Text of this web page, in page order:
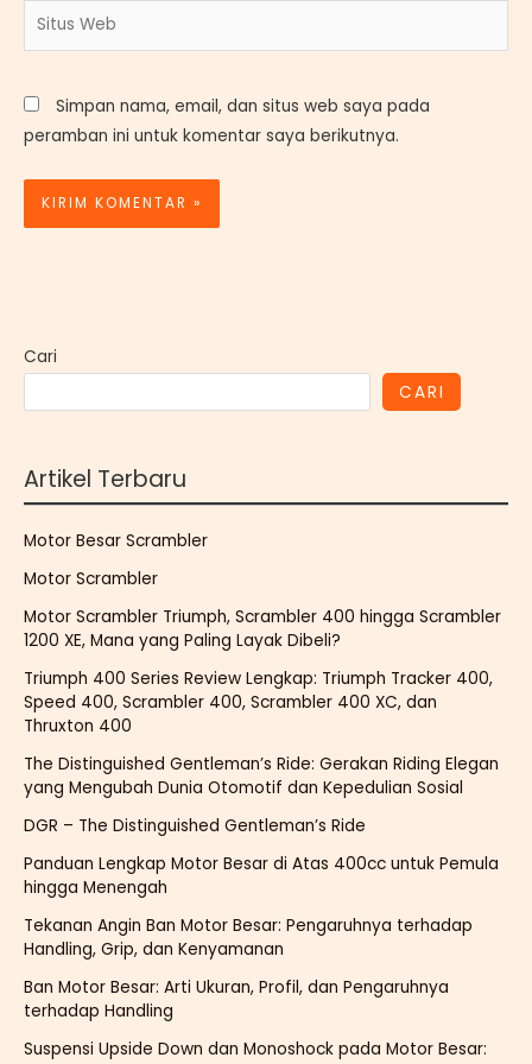
Situs
Simpan nama, email, dan situs web saya pada
peramban ini untuk komentar saya berikutnya.
Cari
CARI
Artikel Terbaru
Motor Besar Scrambler
Motor Scrambler
Motor Scrambler Triumph, Scrambler 400 hingga Scrambler
1200 XE, Mana yang Paling Layak Dibeli?
Triumph 400 Series Review Lengkap: Triumph Tracker 400,
Speed 400, Scrambler 400, Scrambler 400 XC, dan
Thruxton 400
The Distinguished Gentleman’s Ride: Gerakan Riding Elegan
yang Mengubah Dunia Otomotif dan Kepedulian Sosial
DGR – The Distinguished Gentleman’s Ride
Panduan Lengkap Motor Besar di Atas 400cc untuk Pemula
hingga Menengah
Tekanan Angin Ban Motor Besar: Pengaruhnya terhadap
Handling, Grip, dan Kenyamanan
Ban Motor Besar: Arti Ukuran, Profil, dan Pengaruhnya
terhadap Handling
Suspensi Upside Down dan Monoshock pada Motor Besar: